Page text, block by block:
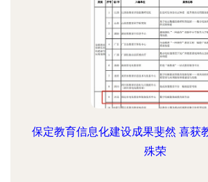
保定教育信息化建设成果斐然 喜获
殊荣